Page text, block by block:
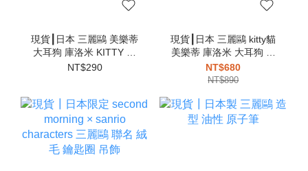
現貨┃日本 三麗鷗 美樂蒂
大耳狗 庫洛米 KITTY 帕
恰狗 伸縮 鑰匙圈
NT$290
現貨┃日本 三麗鷗 kitty貓
美樂蒂 庫洛米 大耳狗 計
算機
NT$680
NT$890